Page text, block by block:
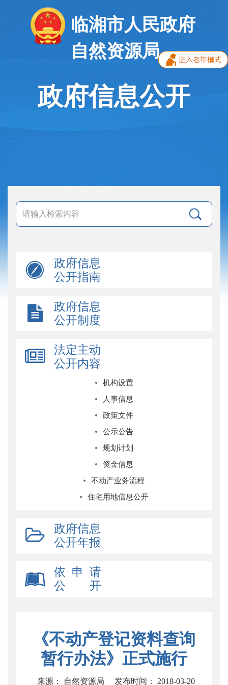
临湘市人民政府
自然资源局
政府信息公开
政府信息
公开指南
政府信息
公开制度
法定主动
公开内容
机构设置
人事信息
政策文件
公示公告
规划计划
资金信息
不动产业务流程
住宅用地信息公开
政府信息
公开年报
依 申 请
公 开
《不动产登记资料查询
暂行办法》正式施行
来源： 自然资源局
发布时间： 2018-03-20